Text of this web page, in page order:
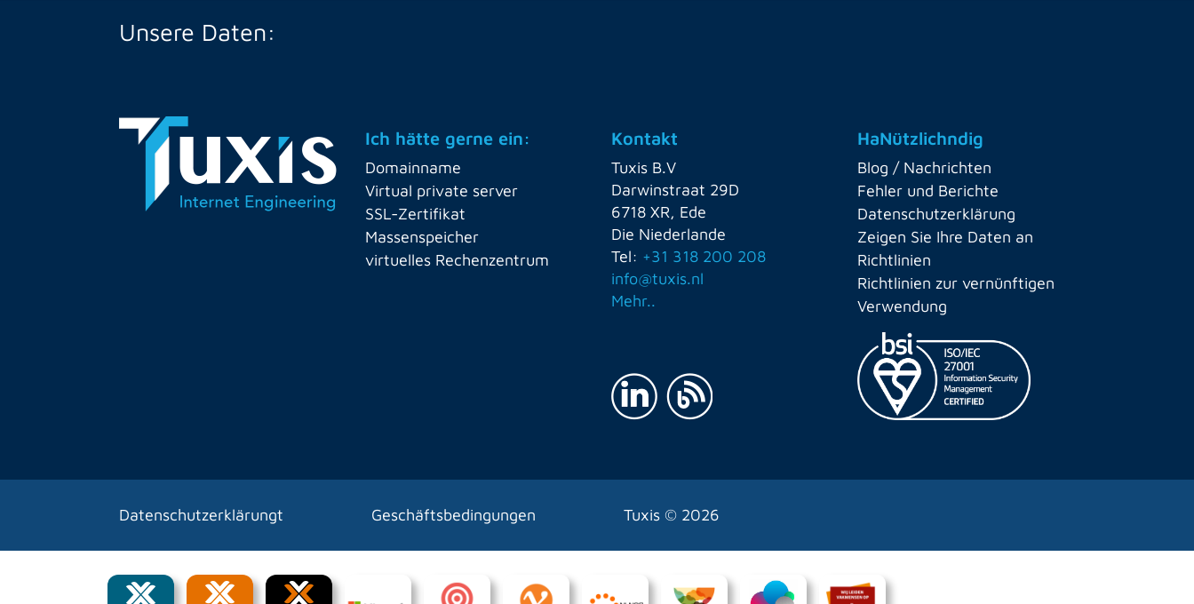
Unsere Daten:
Ich hätte gerne ein:
Domainname
Virtual private server
SSL-Zertifikat
Massenspeicher
virtuelles Rechenzentrum
Kontakt
Tuxis B.V
Darwinstraat 29D
6718 XR, Ede
Die Niederlande
Tel: +31 318 200 208
info@tuxis.nl
Mehr..
HaNützlichndig
Blog / Nachrichten
Fehler und Berichte
Datenschutzerklärung
Zeigen Sie Ihre Daten an
Richtlinien
Richtlinien zur vernünftigen
Verwendung
Datenschutzerklärungt Geschäftsbedingungen Tuxis © 2026